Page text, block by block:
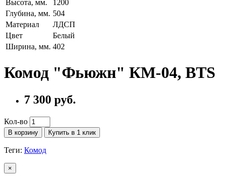
Высота, мм.
1200
Глубина, мм. 504
Материал
ЛДСП
Цвет
Белый
Ширина, мм. 402
Комод "Фьюжн" КМ-04, BTS
7 300 руб.
Кол-во
В корзину Купить в 1 клик
Теги: Комод
×